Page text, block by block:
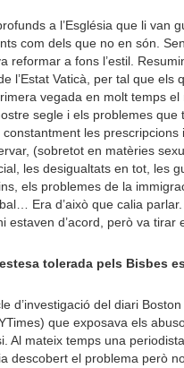
a l’Església que li van
com dels que no en són.
reformar a fons l’estil.
l’Estat Vaticà, per tal que els
vegada en molt temps el
segle i els problemes que
les prescripcions i
(sobretot en matèries
les desigualtats en tot, les
els problemes de la
Era d’això que calia
estaven d’acord, però va tirar
tolerada pels Bisbes
d’investigació del diari
que exposava els
Al mateix temps una
descobert el problema però